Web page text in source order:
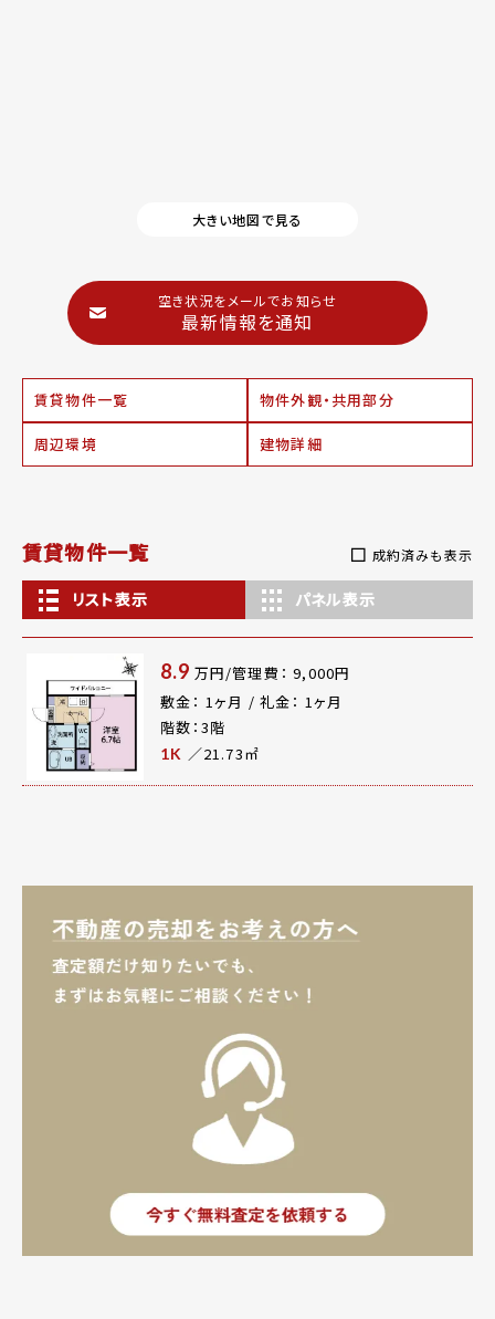
大きい地図で見る
空き状況をメールでお知らせ
最新情報を通知
賃貸物件一覧 物件外観・共用部分
周辺環境 建物詳細
賃貸物件一覧 成約済みも表示
リスト表示 パネル表示
8.9 万円/管理費： 9,000円
敷金： 1ヶ月 / 礼金： 1ヶ月
階数：3階
1K ／21.73㎡